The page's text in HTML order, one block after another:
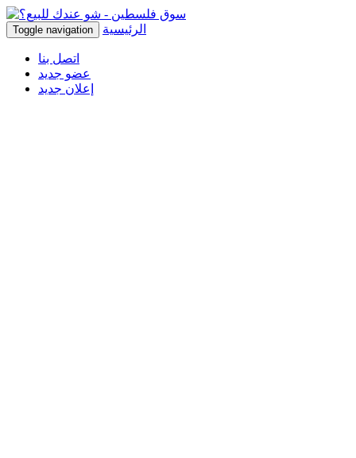
Toggle navigation الرئيسية
اتصل بنا
عضو جديد
إعلان جديد